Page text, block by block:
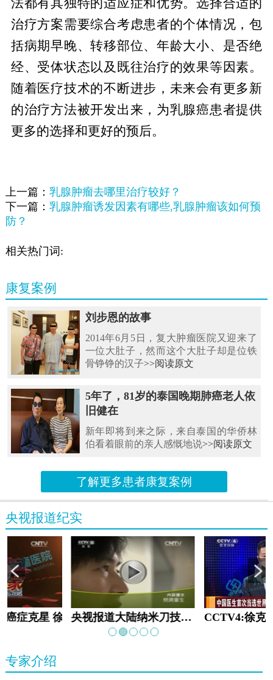
法都有其独特的适应症和优势。选择合适的
治疗方案需要综合考虑患者的个体情况，包
括病期早晚、转移部位、年龄大小、是否绝
经、受体状态以及既往治疗的效果等因素。
随着医疗技术的不断进步，未来会有更多新
的治疗方法被开发出来，为乳腺癌患者提供
更多的选择和更好的预后。
上一篇： 乳腺肿瘤去哪里治疗较好？
下一篇： 乳腺肿瘤诱发因素有哪些,乳腺肿瘤该如何预
防？
相关热门词:
康复案例
刘步恩的故事
2014年6月5日，复大肿瘤医院又迎来了
一位大肚子，然而这个大肚子却是位铁
骨铮铮的汉子>>阅读原文
5年了，81岁的泰国晚期肺癌老人依
旧健在
新年即将到来之际，来自泰国的华侨林
伯看着眼前的亲人感慨地说>>阅读原文
了解更多患者康复案例
央视报道纪实
癌症克星 徐克成 央视报道大陆纳米刀技术手术：绝境重生
专家介绍